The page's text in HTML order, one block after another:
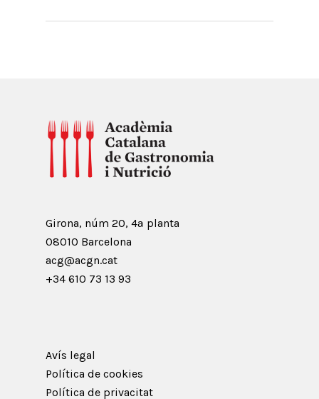
Girona, núm 20, 4ª planta
08010 Barcelona
acg@acgn.cat
+34 610 73 13 93
Avís legal
Política de cookies
Política de privacitat